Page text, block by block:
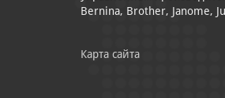
Bernina, Brother, Janome,
Карта сайта